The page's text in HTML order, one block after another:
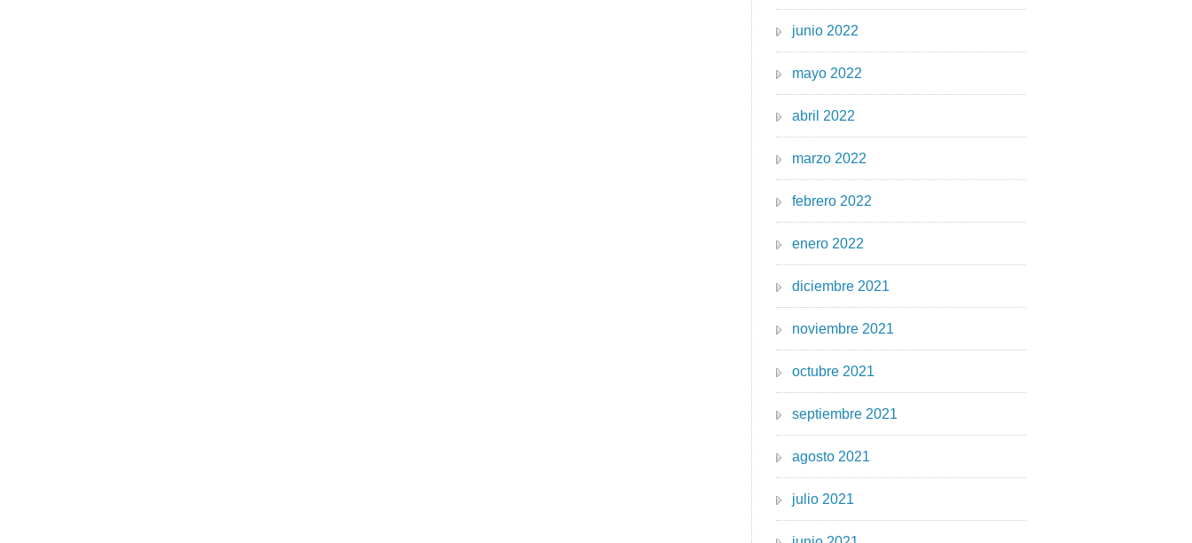
junio 2022
mayo 2022
abril 2022
marzo 2022
febrero 2022
enero 2022
diciembre 2021
noviembre 2021
octubre 2021
septiembre 2021
agosto 2021
julio 2021